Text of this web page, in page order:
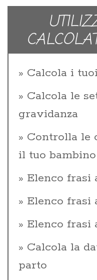
Calcola i
Calcola le
gravidanza
Controlla le
il tuo bambino
Elenco frasi
Elenco frasi
Elenco frasi
Calcola la
parto